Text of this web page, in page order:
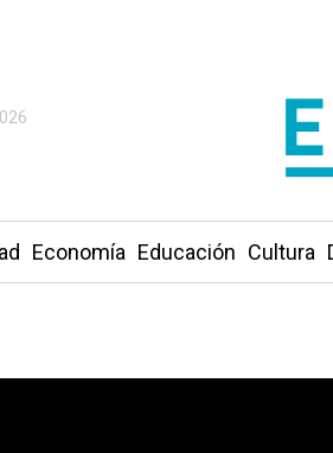
Economía Educación Cultura